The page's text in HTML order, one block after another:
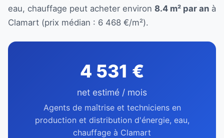
eau, chauffage peut acheter environ 8.4 m² par an à
Clamart (prix médian : 6 468 €/m²).
4 531 €
net estimé / mois
Agents de maîtrise et techniciens en
production et distribution d'énergie, eau,
chauffage à Clamart